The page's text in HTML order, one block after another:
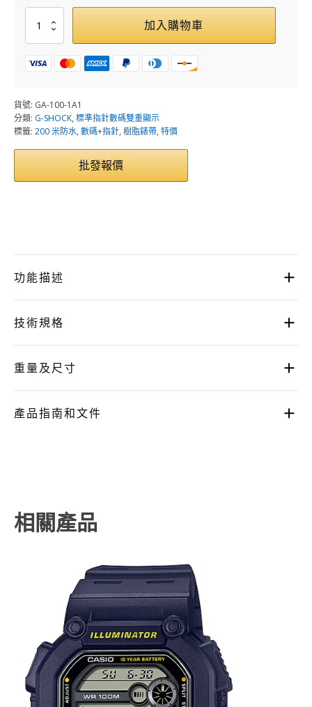
價
格：
HK$1,000.00。
價
格：
HK$685.00。
100-
1A1
數
加入購物車
貨號: GA-100-1A1
分類: G-SHOCK, 標準指針數碼雙重顯示
標籤: 200 米防水, 數碼+指針, 樹脂錶帶, 特價
批發報價
功能描述
技術規格
重量及尺寸
產品指南和文件
相關產品